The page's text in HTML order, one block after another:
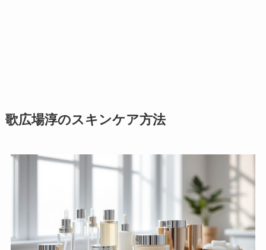
歌広場淳のスキンケア方法